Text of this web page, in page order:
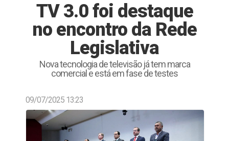
TV 3.0 foi destaque
no encontro da Rede
Legislativa
Nova tecnologia de televisão já tem marca
comercial e está em fase de testes
09/07/2025 13:23